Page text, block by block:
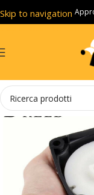
Skip to navigation
Skip to main content